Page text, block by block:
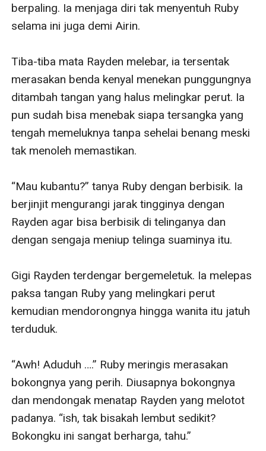
berpaling. Ia menjaga diri tak menyentuh Ruby
selama ini juga demi Airin.
Tiba-tiba mata Rayden melebar, ia tersentak
merasakan benda kenyal menekan punggungnya
ditambah tangan yang halus melingkar perut. Ia
pun sudah bisa menebak siapa tersangka yang
tengah memeluknya tanpa sehelai benang meski
tak menoleh memastikan.
“Mau kubantu?” tanya Ruby dengan berbisik. Ia
berjinjit mengurangi jarak tingginya dengan
Rayden agar bisa berbisik di telinganya dan
dengan sengaja meniup telinga suaminya itu.
Gigi Rayden terdengar bergemeletuk. Ia melepas
paksa tangan Ruby yang melingkari perut
kemudian mendorongnya hingga wanita itu jatuh
terduduk.
“Awh! Aduduh ….” Ruby meringis merasakan
bokongnya yang perih. Diusapnya bokongnya
dan mendongak menatap Rayden yang melotot
padanya. “ish, tak bisakah lembut sedikit?
Bokongku ini sangat berharga, tahu.”